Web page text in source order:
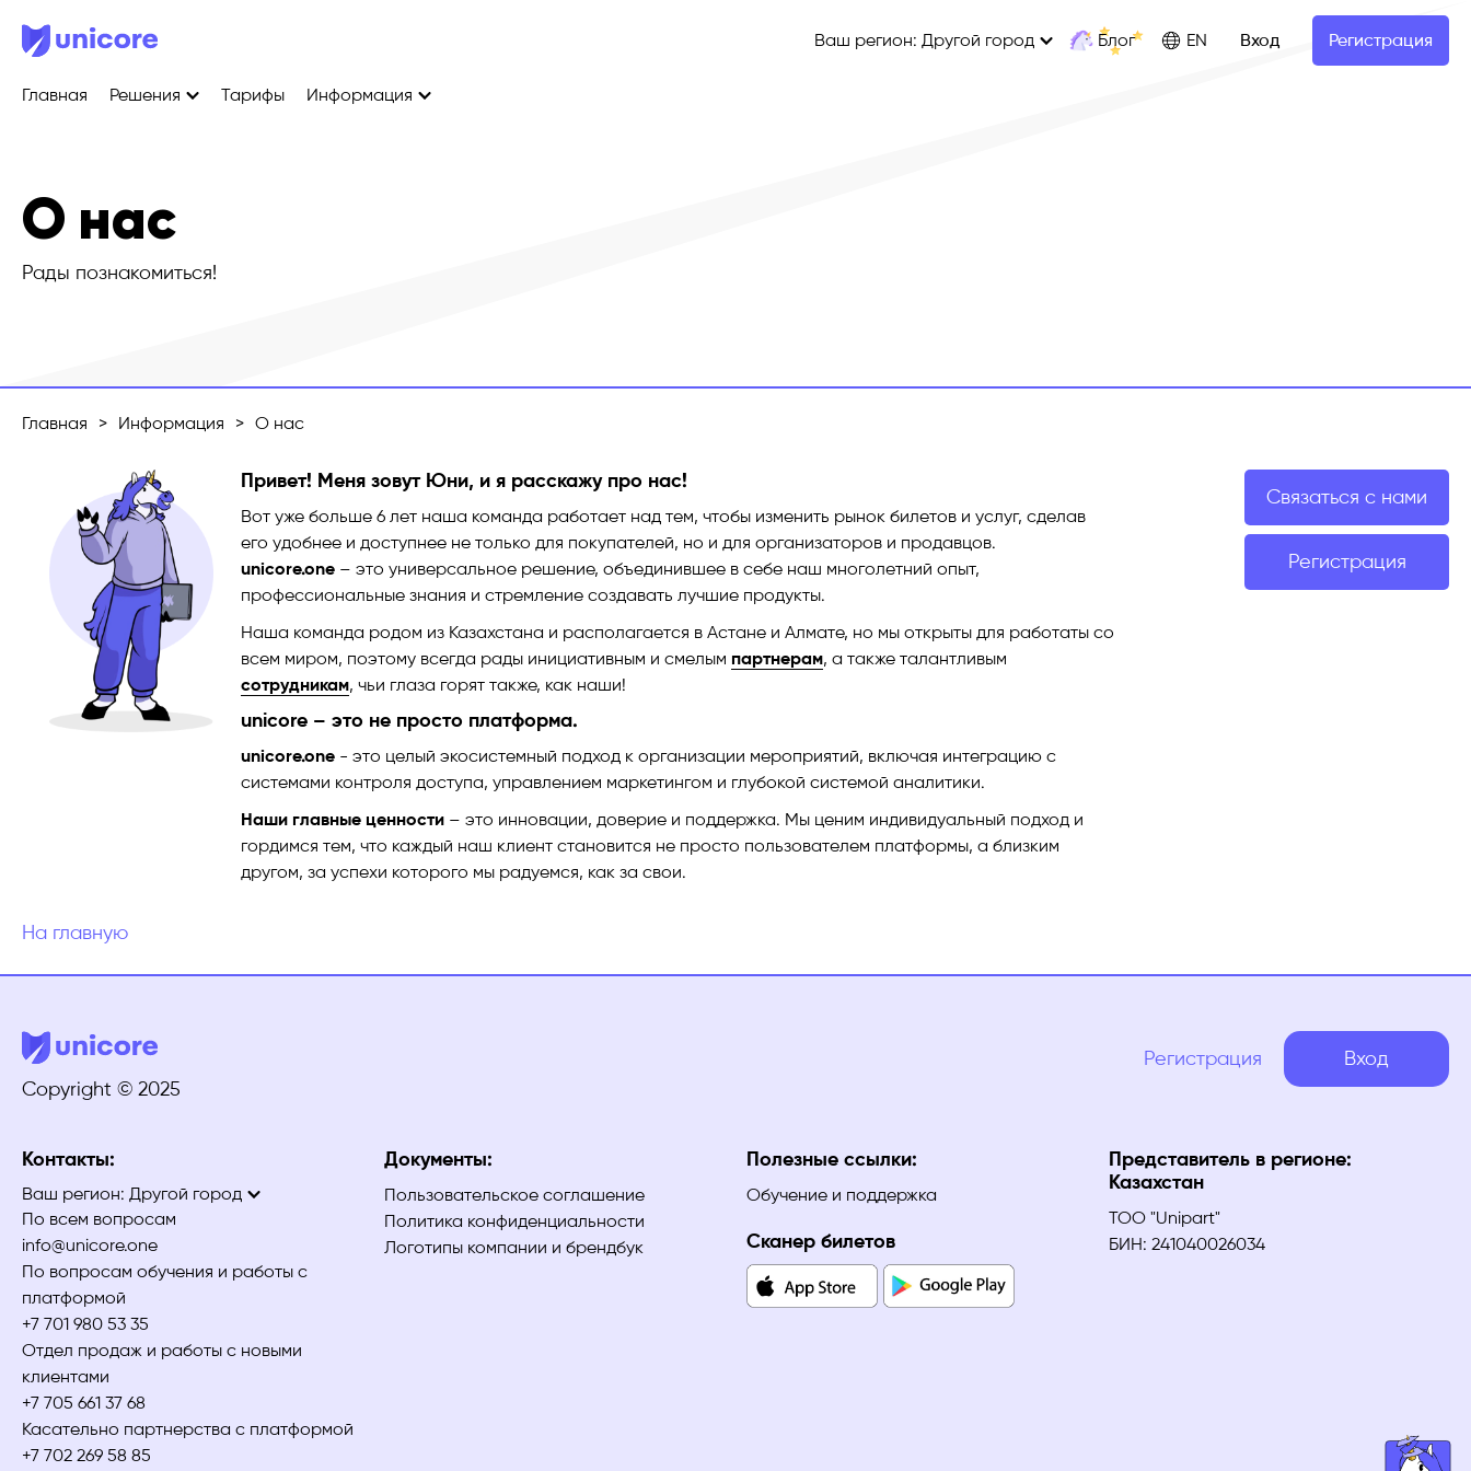
Главная Решения Тарифы Информация
Ваш регион: Другой город Блог EN Вход Регистрация
О нас
Рады познакомиться!
Главная > Информация > О нас
Привет! Меня зовут Юни, и я расскажу про нас!
Вот уже больше 6 лет наша команда работает над тем, чтобы изменить рынок билетов и услуг, сделав
его удобнее и доступнее не только для покупателей, но и для организаторов и продавцов.
unicore.one – это универсальное решение, объединившее в себе наш многолетний опыт,
профессиональные знания и стремление создавать лучшие продукты.
Наша команда родом из Казахстана и располагается в Астане и Алмате, но мы открыты для работаты со
всем миром, поэтому всегда рады инициативным и смелым партнерам, а также талантливым
сотрудникам, чьи глаза горят также, как наши!
unicore – это не просто платформа.
unicore.one - это целый экосистемный подход к организации мероприятий, включая интеграцию с
системами контроля доступа, управлением маркетингом и глубокой системой аналитики.
Наши главные ценности – это инновации, доверие и поддержка. Мы ценим индивидуальный подход и
гордимся тем, что каждый наш клиент становится не просто пользователем платформы, а близким
другом, за успехи которого мы радуемся, как за свои.
Связаться с нами
Регистрация
На главную
Copyright © 2025
Регистрация Вход
Контакты:
Ваш регион: Другой город
По всем вопросам
info@unicore.one
По вопросам обучения и работы с
платформой
+7 701 980 53 35
Отдел продаж и работы с новыми
клиентами
+7 705 661 37 68
Касательно партнерства с платформой
+7 702 269 58 85
Документы:
Пользовательское соглашение
Политика конфиденциальности
Логотипы компании и брендбук
Полезные ссылки:
Обучение и поддержка
Сканер билетов
Представитель в регионе:
Казахстан
ТОО "Unipart"
БИН: 241040026034